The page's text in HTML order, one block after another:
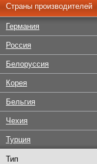
Страны производителей
Германия
Россия
Белоруссия
Корея
Бельгия
Чехия
Турция
Тип